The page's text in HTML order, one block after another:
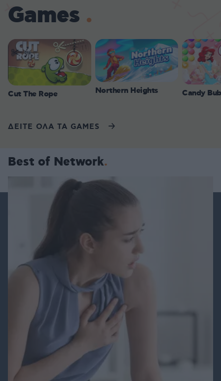
Games
Cut The Rope Northern Heights Candy
ΔΕΙΤΕ ΟΛΑ ΤΑ GAMES
Best of Network